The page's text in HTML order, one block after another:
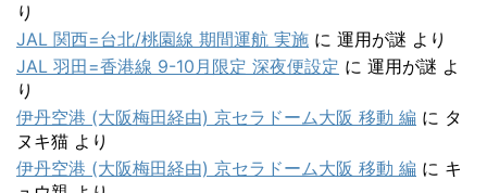
り
JAL 関西=台北/桃園線 期間運航 実施 に 運用が謎 より
JAL 羽田=香港線 9-10月限定 深夜便設定 に 運用が謎 よ
り
伊丹空港 (大阪梅田経由) 京セラドーム大阪 移動 編 に タ
ヌキ猫 より
伊丹空港 (大阪梅田経由) 京セラドーム大阪 移動 編 に キ